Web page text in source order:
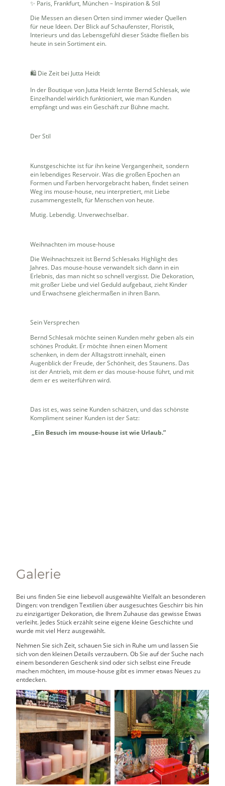
✨ Paris, Frankfurt, München – Inspiration & Stil
Die Messen an diesen Orten sind immer wieder Quellen
für neue Ideen. Der Blick auf Schaufenster, Floristik,
Interieurs und das Lebensgefühl dieser Städte fließen bis
heute in sein Sortiment ein.
🛍 Die Zeit bei Jutta Heidt
In der Boutique von Jutta Heidt lernte Bernd Schlesak, wie
Einzelhandel wirklich funktioniert, wie man Kunden
empfängt und was ein Geschäft zur Bühne macht.
Der Stil
Kunstgeschichte ist für ihn keine Vergangenheit, sondern
ein lebendiges Reservoir. Was die großen Epochen an
Formen und Farben hervorgebracht haben, findet seinen
Weg ins mouse-house, neu interpretiert, mit Liebe
zusammengestellt, für Menschen von heute.
Mutig. Lebendig. Unverwechselbar.
Weihnachten im mouse-house
Die Weihnachtszeit ist Bernd Schlesaks Highlight des
Jahres. Das mouse-house verwandelt sich dann in ein
Erlebnis, das man nicht so schnell vergisst. Die Dekoration,
mit großer Liebe und viel Geduld aufgebaut, zieht Kinder
und Erwachsene gleichermaßen in ihren Bann.
Sein Versprechen
Bernd Schlesak möchte seinen Kunden mehr geben als ein
schönes Produkt. Er möchte ihnen einen Moment
schenken, in dem der Alltagstrott innehält, einen
Augenblick der Freude, der Schönheit, des Staunens. Das
ist der Antrieb, mit dem er das mouse-house führt, und mit
dem er es weiterführen wird.
Das ist es, was seine Kunden schätzen, und das schönste
Kompliment seiner Kunden ist der Satz:
„Ein Besuch im mouse-house ist wie Urlaub.”
Galerie
Bei uns finden Sie eine liebevoll ausgewählte Vielfalt an besonderen
Dingen: von trendigen Textilien über ausgesuchtes Geschirr bis hin
zu einzigartiger Dekoration, die Ihrem Zuhause das gewisse Etwas
verleiht. Jedes Stück erzählt seine eigene kleine Geschichte und
wurde mit viel Herz ausgewählt.
Nehmen Sie sich Zeit, schauen Sie sich in Ruhe um und lassen Sie
sich von den kleinen Details verzaubern. Ob Sie auf der Suche nach
einem besonderen Geschenk sind oder sich selbst eine Freude
machen möchten, im mouse-house gibt es immer etwas Neues zu
entdecken.